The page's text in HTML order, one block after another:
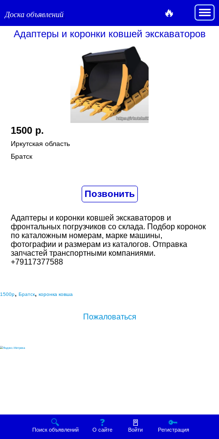
Доска объявлений 🔥
Адаптеры и коронки ковшей экскаваторов
1500 р.
Иркутская область
Братск
Адаптеры и коронки ковшей экскаваторов и
фронтальных погрузчиков со склада. Подбор коронок
по каталожным номерам, марке машины,
фотографии и размерам из каталогов. Отправка
запчастей транспортными компаниями.
+79117377588
1500р, Братск, коронка ковша
Пожаловаться
🔍
Поиск объявлений
❓
О сайте
🚪
Войти
🔑
Регистрация